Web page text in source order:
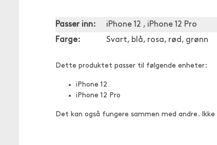
Passer inn:
iPhone 12 , iPhone 12 Pro
Farge:
Svart, blå, rosa, rød, grønn
Dette produktet passer til følgende enheter:
iPhone 12
iPhone 12 Pro
Det kan også fungere sammen med andre. Ikke